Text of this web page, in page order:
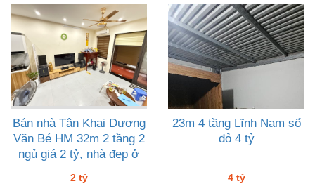
Bán nhà Tân Khai Dương
Văn Bé HM 32m 2 tầng 2
ngủ giá 2 tỷ, nhà đẹp ở
2 tỷ
23m 4 tầng Lĩnh Nam sổ
đỏ 4 tỷ
4 tỷ